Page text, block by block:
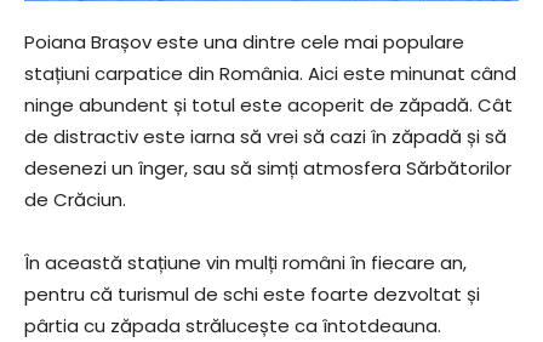
Poiana Brașov este una dintre cele mai populare
stațiuni carpatice din România. Aici este minunat când
ninge abundent și totul este acoperit de zăpadă. Cât
de distractiv este iarna să vrei să cazi în zăpadă și să
desenezi un înger, sau să simți atmosfera Sărbătorilor
de Crăciun.
În această stațiune vin mulți români în fiecare an,
pentru că turismul de schi este foarte dezvoltat și
pârtia cu zăpada strălucește ca întotdeauna.